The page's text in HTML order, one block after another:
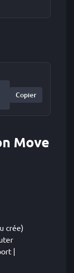
Copier
Move
crée)
|